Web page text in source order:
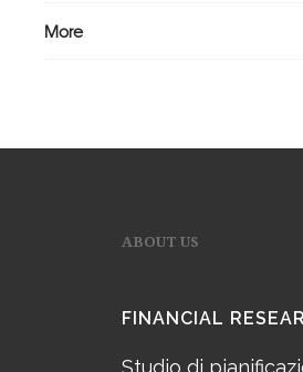
More
ABOUT US
FINANCIAL
Studio di